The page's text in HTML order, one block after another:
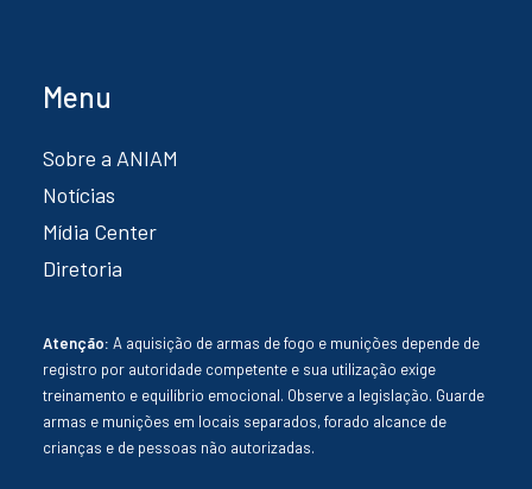
Menu
Sobre a ANIAM
Notícias
Mídia Center
Diretoria
Atenção: A aquisição de armas de fogo e munições depende de
registro por autoridade competente e sua utilização exige
treinamento e equilíbrio emocional. Observe a legislação. Guarde
armas e munições em locais separados, forado alcance de
crianças e de pessoas não autorizadas.